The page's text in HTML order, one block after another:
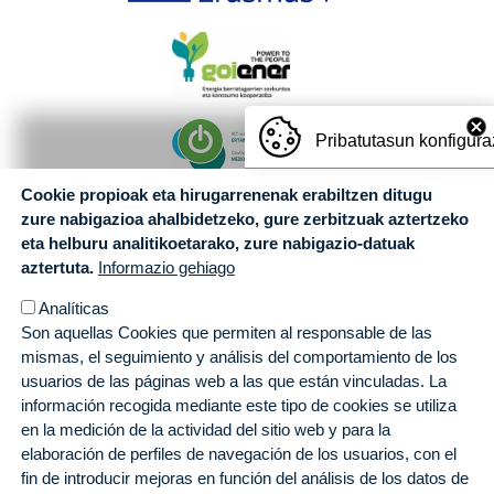
Pribatutasun
Cookie propioak eta hirugarrenenak erabiltzen ditugu
zure nabigazioa ahalbidetzeko, gure zerbitzuak aztertzeko
eta helburu analitikoetarako, zure nabigazio-datuak
aztertuta. Informazio gehiago
Analíticas
Son aquellas Cookies que permiten al responsable de las
mismas, el seguimiento y análisis del comportamiento de los
usuarios de las páginas web a las que están vinculadas. La
información recogida mediante este tipo de cookies se utiliza
en la medición de la actividad del sitio web y para la
elaboración de perfiles de navegación de los usuarios, con el
fin de introducir mejoras en función del análisis de los datos de